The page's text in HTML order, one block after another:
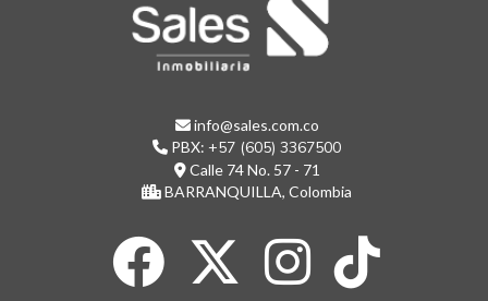
info@sales.com.co
PBX: +57 (605) 3367500
Calle 74 No. 57 - 71
BARRANQUILLA, Colombia